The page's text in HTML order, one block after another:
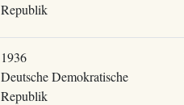
Republik
1936
Deutsche Demokratische
Republik